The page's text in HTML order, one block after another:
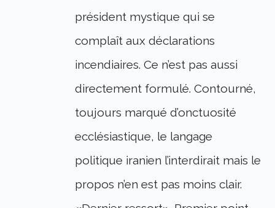
président mystique qui se
complaît aux déclarations
incendiaires. Ce n’est pas aussi
directement formulé. Contourné,
toujours marqué d’onctuosité
ecclésiastique, le langage
politique iranien l’interdirait mais le
propos n’en est pas moins clair.